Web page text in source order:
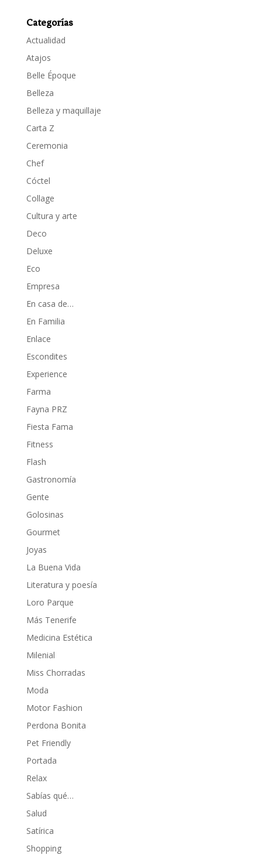
Categorías
Actualidad
Atajos
Belle Époque
Belleza
Belleza y maquillaje
Carta Z
Ceremonia
Chef
Cóctel
Collage
Cultura y arte
Deco
Deluxe
Eco
Empresa
En casa de…
En Familia
Enlace
Escondites
Experience
Farma
Fayna PRZ
Fiesta Fama
Fitness
Flash
Gastronomía
Gente
Golosinas
Gourmet
Joyas
La Buena Vida
Literatura y poesía
Loro Parque
Más Tenerife
Medicina Estética
Milenial
Miss Chorradas
Moda
Motor Fashion
Perdona Bonita
Pet Friendly
Portada
Relax
Sabías qué…
Salud
Satírica
Shopping